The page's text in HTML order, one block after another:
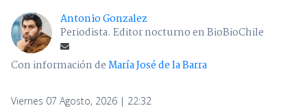
Antonio Gonzalez
Periodista. Editor nocturno en BioBioChile
Con información deMaría José de la Barra
Viernes 07 Agosto, 2026 | 22:32